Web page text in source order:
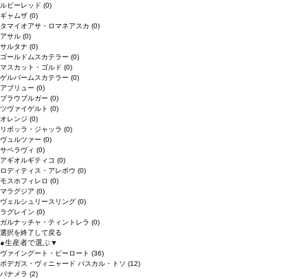
ルビーレッド (0)
ギャムザ (0)
タマイオアサ・ロマネアスカ (0)
アサル (0)
サルタナ (0)
ゴールドムスカテラー (0)
マスカット・ゴルド (0)
ゲルバームスカテラー (0)
アブリュー (0)
ブラウブルガー (0)
ツヴァイゲルト (0)
オレンジ (0)
リボッラ・ジャッラ (0)
ヴュルツァー (0)
サペラヴィ (0)
アギオルギティコ (0)
ロディティス・アレポウ (0)
モスホフィレロ (0)
マラグジア (0)
ヴェルシュリースリング (0)
ラグレイン (0)
ガルナッチャ・ティントレラ (0)
選択を終了して戻る
●生産者で選ぶ▼
ヴァイングート・ピーロート (36)
ボデガス・ヴィニャード パスカル・トソ (12)
パナメラ (2)